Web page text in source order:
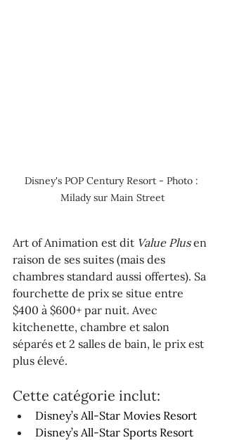
Disney's POP Century Resort - Photo :
Milady sur Main Street
Art of Animation est dit Value Plus en
raison de ses suites (mais des
chambres standard aussi offertes). Sa
fourchette de prix se situe entre
$400 à $600+ par nuit. Avec
kitchenette, chambre et salon
séparés et 2 salles de bain, le prix est
plus élevé.
Cette catégorie inclut:
Disney’s All-Star Movies Resort
Disney’s All-Star Sports Resort